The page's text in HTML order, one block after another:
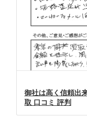
御社は高く信頼出
取 口コミ 評判